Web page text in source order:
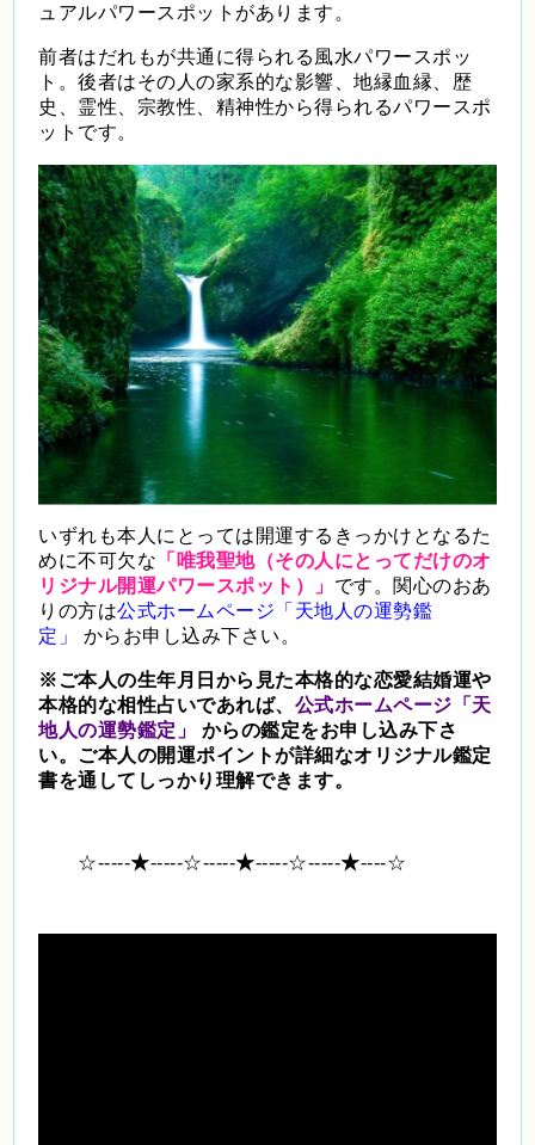
ュアルパワースポットがあります。
前者はだれもが共通に得られる風水パワースポッ
ト。後者はその人の家系的な影響、地縁血縁、歴
史、霊性、宗教性、精神性から得られるパワースポ
ットです。
いずれも本人にとっては開運するきっかけとなるた
めに不可欠な 「唯我聖地（その人にとってだけのオ
リジナル開運パワースポット）」 です。関心のおあ
りの方は公式ホームページ「天地人の運勢鑑
定」
からお申し込み下さい。
※ご本人の生年月日から見た本格的な恋愛結婚運や
本格的な相性占いであれば、 公式ホームページ「天
地人の運勢鑑定」
からの鑑定をお申し込み下さ
い。ご本人の開運ポイントが詳細なオリジナル鑑定
書を通してしっかり理解できます。
☆-----★-----☆-----★-----☆-----★----☆